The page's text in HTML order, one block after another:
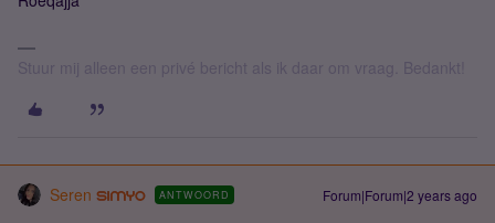
Stuur mij alleen een privé bericht als ik daar om vraag. Bedankt!
Seren ANTWOORD Forum|Forum|2 years ago